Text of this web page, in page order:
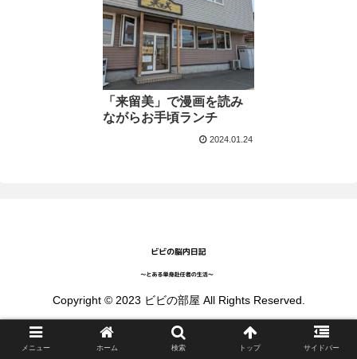
「来留美」で漫画を読み
ながらお手頃ランチ
2024.01.24
Copyright © 2023 ビビの部屋 All Rights Reserved.
メニュー ホーム 検索 トップ サイドバー